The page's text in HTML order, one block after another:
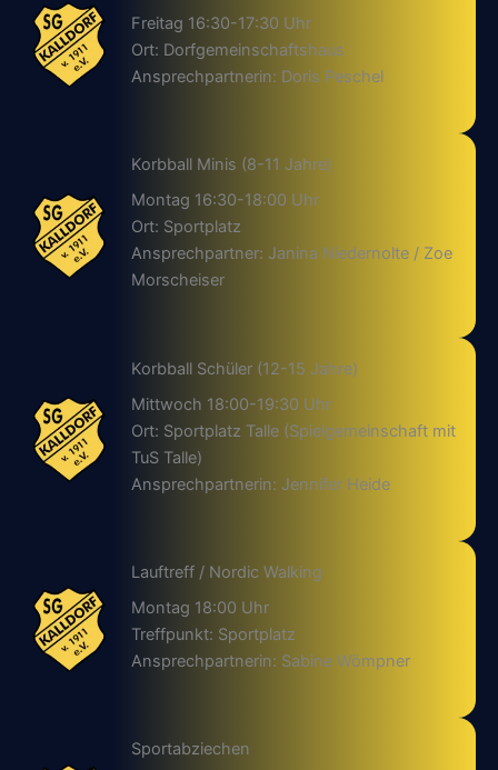
Freitag 16:30-17:30 Uhr
Ort: Dorfgemeinschaftshaus
Ansprechpartnerin: Doris Peschel
Korbball Minis (8-11 Jahre)
Montag 16:30-18:00 Uhr
Ort: Sportplatz
Ansprechpartner: Janina Niedernolte / Zoe
Morscheiser
Korbball Schüler (12-15 Jahre)
Mittwoch 18:00-19:30 Uhr
Ort: Sportplatz Talle (Spielgemeinschaft mit
TuS Talle)
Ansprechpartnerin: Jennifer Heide
Lauftreff / Nordic Walking
Montag 18:00 Uhr
Treffpunkt: Sportplatz
Ansprechpartnerin: Sabine Wömpner
Sportabziechen